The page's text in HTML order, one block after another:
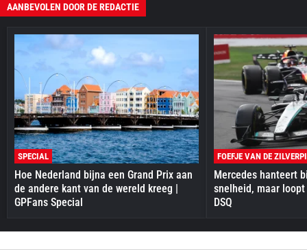
AANBEVOLEN DOOR DE REDACTIE
SPECIAL
Hoe Nederland bijna een Grand Prix aan
de andere kant van de wereld kreeg |
GPFans Special
FOEFJE VAN DE
Mercedes hanteert
snelheid, maar
DSQ